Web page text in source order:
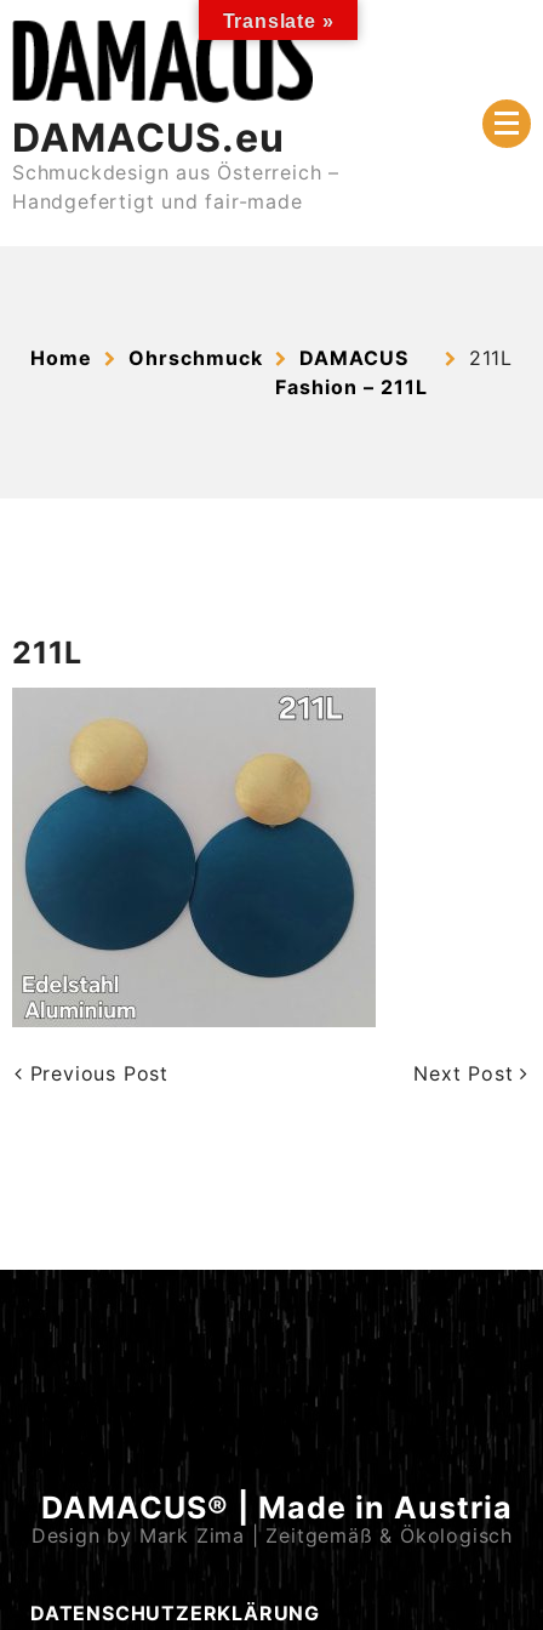
content
DAMACUS.eu
Schmuckdesign aus Österreich –
Handgefertigt und fair-made
Home Ohrschmuck
DAMACUS
Fashion – 211L
211L
211L
Previous Post Next Post
DAMACUS® | Made in Austria
Design by Mark Zima | Zeitgemäß & Ökologisch
DATENSCHUTZERKLÄRUNG
Translate »